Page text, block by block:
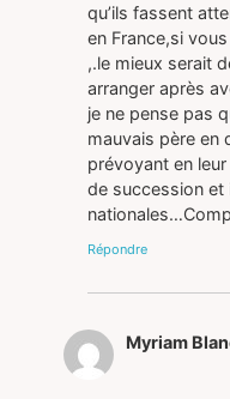
qu’ils fassent
en France,si
,.le mieux serait
arranger après
je ne pense pas
mauvais père en
prévoyant en
de succession et
Répondre
Myriam